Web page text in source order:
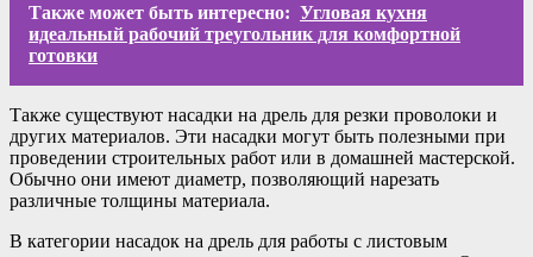
Также может быть интересно: Угловая кухня
идеальный рабочий треугольник для комфортной
готовки
Также существуют насадки на дрель для резки проволоки и
других материалов. Эти насадки могут быть полезными при
проведении строительных работ или в домашней мастерской.
Обычно они имеют диаметр, позволяющий нарезать
различные толщины материала.
В категории насадок на дрель для работы с листовым